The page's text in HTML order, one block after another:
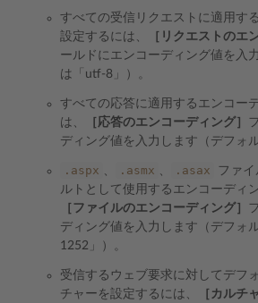
すべての受信リクエストに適用す
設定するには、
［リクエストのエ
ールドにエンコーディング値を入
は「utf-8」）。
すべての応答に適用するエンコー
は、
［応答のエンコーディング］
ディング値を入力します（デフォ
.aspx 、 .asmx 、 .asax
ファイ
ルトとして使用するエンコーディ
［ファイルのエンコーディング］
ディング値を入力します（デフォ
1252」）。
受信するウェブ要求に対してデフ
チャーを設定するには、
［カルチ